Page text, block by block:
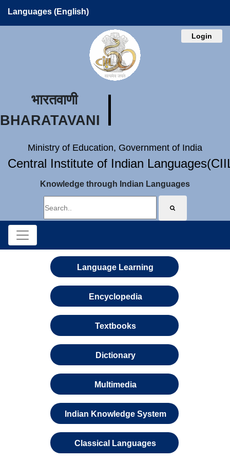
Languages (English)
Login
भारतवाणी
BHARATAVANI
Ministry of Education, Government of India
Central Institute of Indian
Knowledge through Indian Languages
Language Learning
Encyclopedia
Textbooks
Dictionary
Multimedia
Indian Knowledge System
Classical Languages